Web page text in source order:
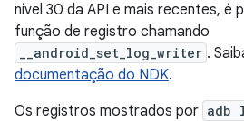
nível 30 da API e mais recentes, é
função de registro chamando
__android_set_log_writer .
documentação do NDK.
Os registros mostrados por adb